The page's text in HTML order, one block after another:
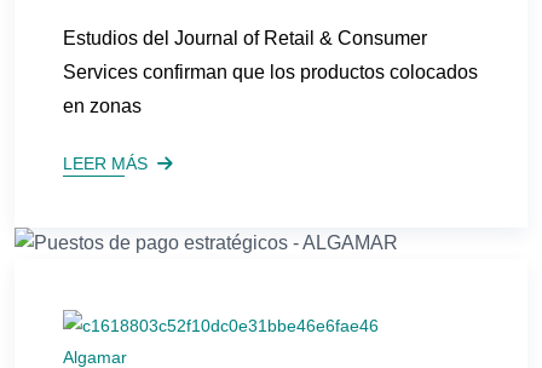
Estudios del Journal of Retail & Consumer
Services confirman que los productos colocados
en zonas
LEER MÁS
Algamar